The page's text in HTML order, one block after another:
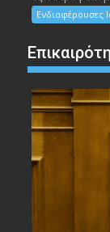
Ενδιαφέρουσες